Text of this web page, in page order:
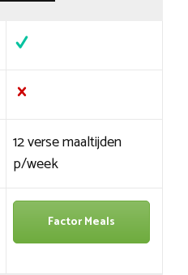
12 verse maaltijden
p/week
Factor Meals